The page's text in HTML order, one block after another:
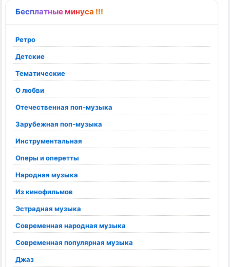
Бесплатные минуса !!!
Ретро
Детские
Тематические
О любви
Отечественная поп-музыка
Зарубежная поп-музыка
Инструментальная
Оперы и оперетты
Народная музыка
Из кинофильмов
Эстрадная музыка
Современная народная музыка
Современная популярная музыка
Джаз